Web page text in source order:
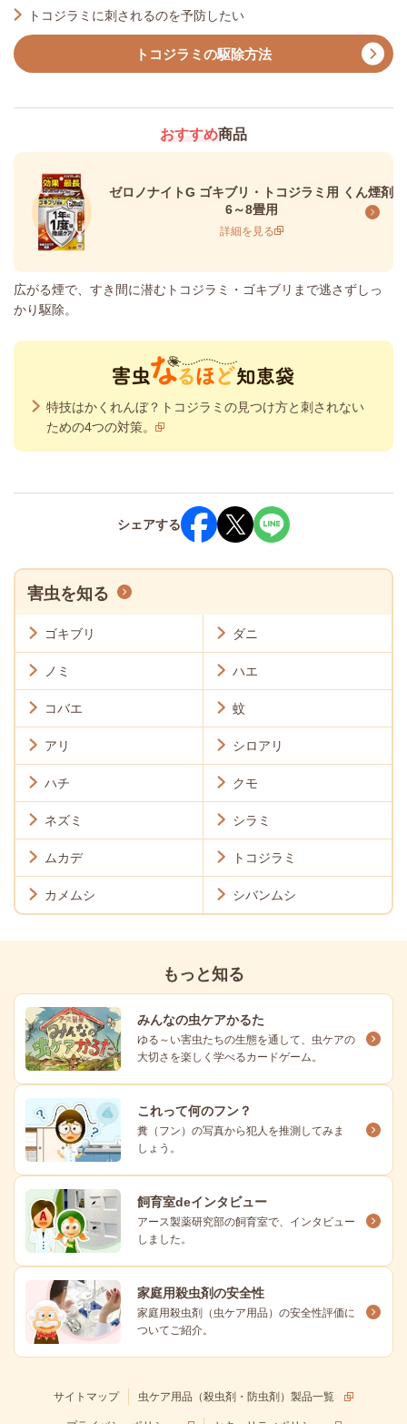
トコジラミに刺されるのを予防したい
トコジラミの駆除方法
おすすめ商品
ゼロノナイトG ゴキブリ・トコジラミ用 くん煙剤
6～8畳用
詳細を見る
広がる煙で、すき間に潜むトコジラミ・ゴキブリまで逃さずしっ
かり駆除。
特技はかくれんぼ？トコジラミの見つけ方と刺されない
ための4つの対策。
シェアする
害虫を知る
ゴキブリ ダニ
ノミ ハエ
コバエ 蚊
アリ シロアリ
ハチ クモ
ネズミ シラミ
ムカデ トコジラミ
カメムシ シバンムシ
もっと知る
みんなの虫ケアかるた
ゆる～い害虫たちの生態を通して、虫ケアの
大切さを楽しく学べるカードゲーム。
これって何のフン？
糞（フン）の写真から犯人を推測してみま
しょう。
飼育室deインタビュー
アース製薬研究部の飼育室で、インタビュー
しました。
家庭用殺虫剤の安全性
家庭用殺虫剤（虫ケア用品）の安全性評価に
ついてご紹介。
サイトマップ 虫ケア用品（殺虫剤・防虫剤）製品一覧